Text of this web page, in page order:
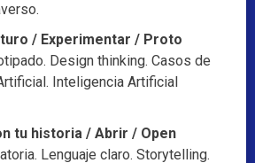
/ Experimentar / Proto
Design thinking. Casos de
Inteligencia Artificial
tu historia / Abrir / Open
Lenguaje claro. Storytelling.